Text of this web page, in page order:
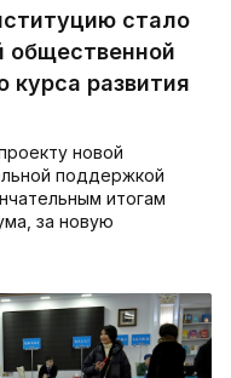
стало
общественной
развития
новой
поддержкой
итогам
за новую